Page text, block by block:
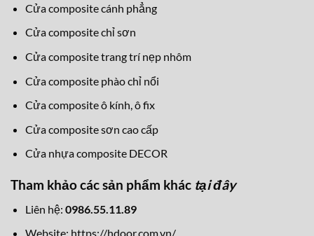
Cửa composite cánh phẳng
Cửa composite chỉ sơn
Cửa composite trang trí nẹp nhôm
Cửa composite phào chỉ nổi
Cửa composite ô kính, ô fix
Cửa composite sơn cao cấp
Cửa nhựa composite DECOR
Tham khảo các sản phẩm khác tại đây
Liên hệ: 0986.55.11.89
Website: https://hdoor.com.vn/